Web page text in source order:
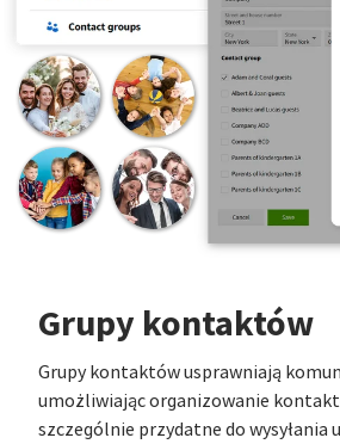
Grupy kontaktów
Grupy kontaktów usprawniają
umożliwiając organizowanie
szczególnie przydatne do wysyłania